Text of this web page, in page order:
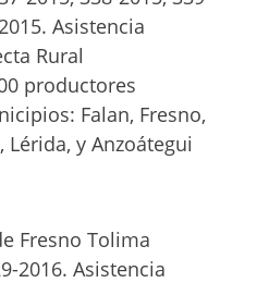
Asistencia
Rural
productores
Falan, Fresno,
Lérida, y Anzoátegui
Fresno Tolima
2016. Asistencia